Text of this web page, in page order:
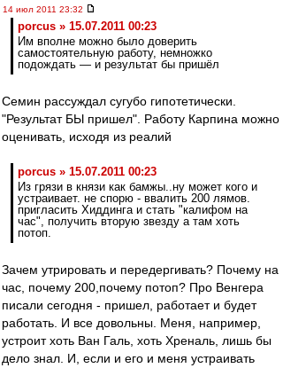
14 июл 2011 23:32
porcus » 15.07.2011 00:23
Им вполне можно было доверить
самостоятельную работу, немножко
подождать — и результат бы пришёл
Семин рассуждал сугубо гипотетически.
"Результат БЫ пришел". Работу Карпина можно
оценивать, исходя из реалий
porcus » 15.07.2011 00:23
Из грязи в князи как бамжы..ну может кого и
устраивает. не спорю - ввалить 200 лямов.
пригласить Хиддинга и стать "калифом на
час", получить вторую звезду а там хоть
потоп.
Зачем утрировать и передергивать? Почему на
час, почему 200,почему потоп? Про Венгера
писали сегодня - пришел, работает и будет
работать. И все довольны. Меня, например,
устроит хоть Ван Галь, хоть Хреналь, лишь бы
дело знал. И, если и его и меня устраивать